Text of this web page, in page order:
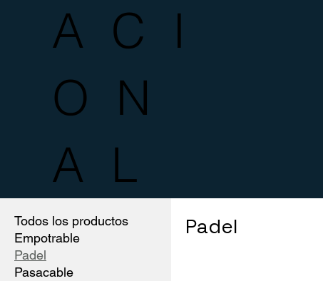
A C I
O N
A L
Todos los productos
Empotrable
Padel
Pasacable
Padel